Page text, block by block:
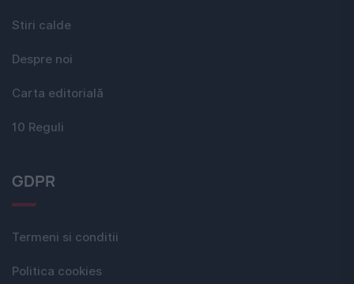
Stiri calde
Despre noi
Carta editorială
10 Reguli
GDPR
Termeni si conditii
Politica cookies